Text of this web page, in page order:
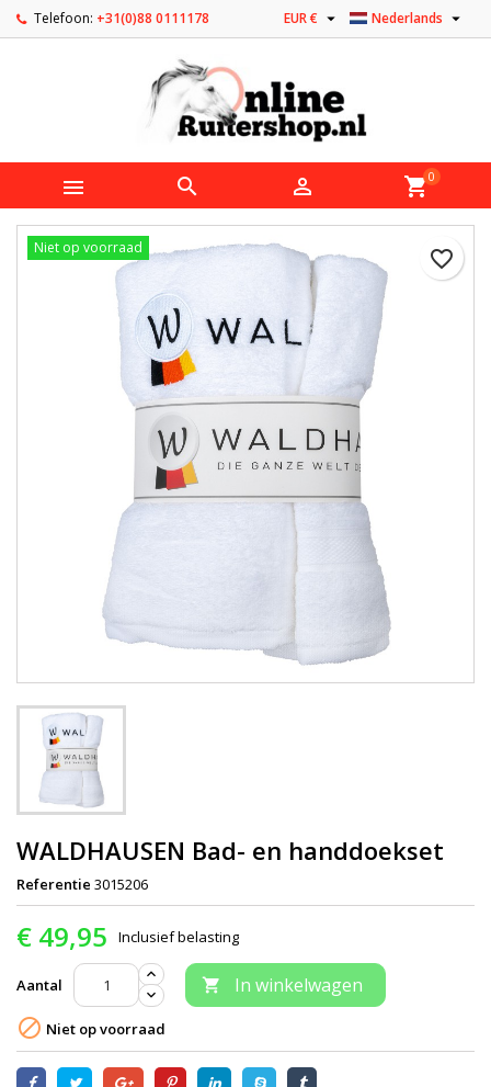
Telefoon: +31(0)88 0111178 Nederlands 
EUR € 
   shopping_cart0
favorite_border
Niet op voorraad
WALDHAUSEN Bad- en handdoekset
Referentie 3015206
€ 49,95 Inclusief belasting
Aantal  In winkelwagen
 Niet op voorraad